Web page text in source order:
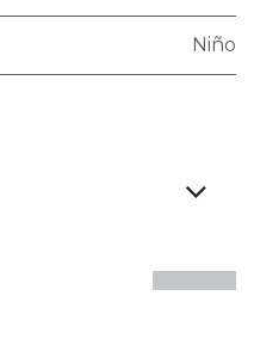
Niño